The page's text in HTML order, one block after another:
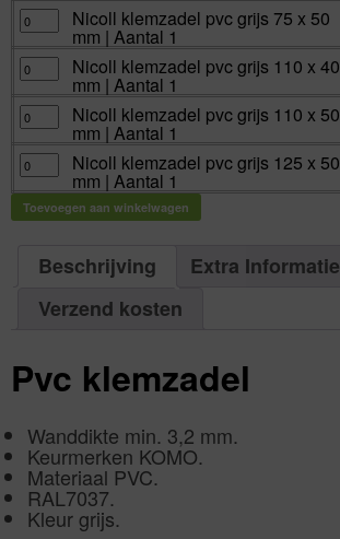
Nicoll
klemzadel
pvc
75
x
50
|
Aantal
1
Nicoll klemzadel pvc grijs 75 x 50
mm | Aantal 1
Nicoll
klemzadel
pvc
110
x
40
|
Aantal
1
aantal
Nicoll klemzadel pvc grijs 110 x 40
mm | Aantal 1
Nicoll
klemzadel
pvc
110
x
50
mm
Aantal
Nicoll klemzadel pvc grijs 110 x 50
mm | Aantal 1
Nicoll
klemzadel
pvc
grijs
125
x
Aantal
Nicoll klemzadel pvc grijs 125 x 50
mm | Aantal 1
Toevoegen aan winkelwagen
Beschrijving
Extra Informatie
Verzend kosten
Pvc klemzadel
Wanddikte min. 3,2 mm.
Keurmerken KOMO.
Materiaal PVC.
RAL7037.
Kleur grijs.